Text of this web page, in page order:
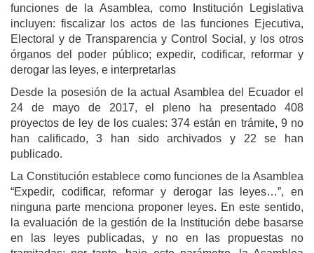
funciones de la Asamblea, como Institución Legislativa
incluyen: fiscalizar los actos de las funciones Ejecutiva,
Electoral y de Transparencia y Control Social, y los otros
órganos del poder público; expedir, codificar, reformar y
derogar las leyes, e interpretarlas
Desde la posesión de la actual Asamblea del Ecuador el
24 de mayo de 2017, el pleno ha presentado 408
proyectos de ley de los cuales: 374 están en trámite, 9 no
han calificado, 3 han sido archivados y 22 se han
publicado.
La Constitución establece como funciones de la Asamblea
“Expedir, codificar, reformar y derogar las leyes…”, en
ninguna parte menciona proponer leyes. En este sentido,
la evaluación de la gestión de la Institución debe basarse
en las leyes publicadas, y no en las propuestas no